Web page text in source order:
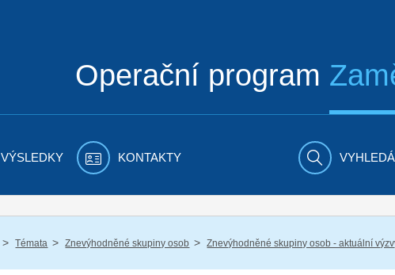
Operační program
VÝSLEDKY KONTAKTY
/ Témata / Znevýhodněné skupiny osob / Znevýhodněné skupiny osob - aktuální